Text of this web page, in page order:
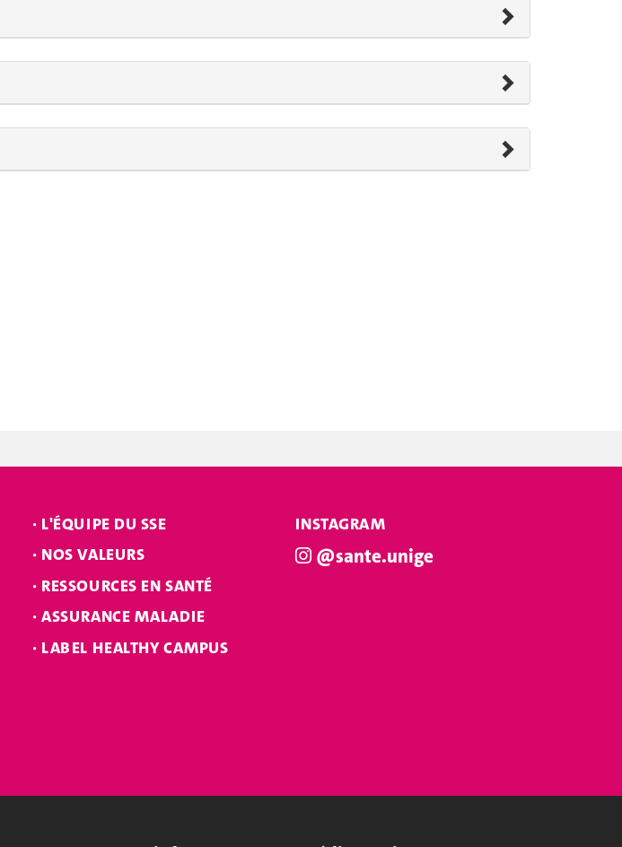
· L'ÉQUIPE DU SSE
· NOS VALEURS
· RESSOURCES EN SANTÉ
·ASSURANCE MALADIE
· LABEL HEALTHY CAMPUS
INSTAGRAM
@sante.unige